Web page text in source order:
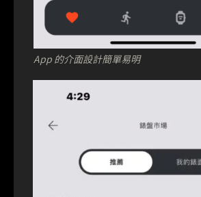
App 的介面設計簡單易明